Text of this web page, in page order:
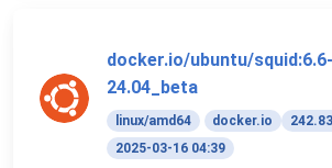
docker.io/ubuntu/squid:6.6-
24.04_beta
linux/amd64 docker.io
2025-03-16 04:39